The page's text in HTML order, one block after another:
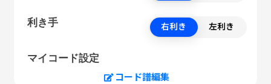
利き手 右利き 左利き
マイコード設定
コード譜編集